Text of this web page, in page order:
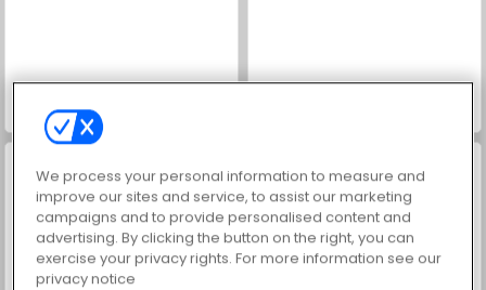
Farm Merge Valley
We process your personal information to measure and
improve our sites and service, to assist our marketing
campaigns and to provide personalised content and
advertising. By clicking the button on the right, you can
exercise your privacy rights. For more information see our
privacy notice